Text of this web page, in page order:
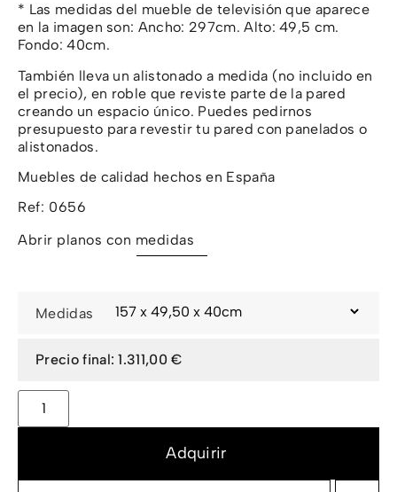
* Las medidas del mueble de televisión que aparece
en la imagen son: Ancho: 297cm. Alto: 49,5 cm.
Fondo: 40cm.
También lleva un alistonado a medida (no incluido en
el precio), en roble que reviste parte de la pared
creando un espacio único. Puedes pedirnos
presupuesto para revestir tu pared con panelados o
alistonados.
Muebles de calidad hechos en España
Ref: 0656
Abrir planos con medidas
Medidas
1.311,00 €